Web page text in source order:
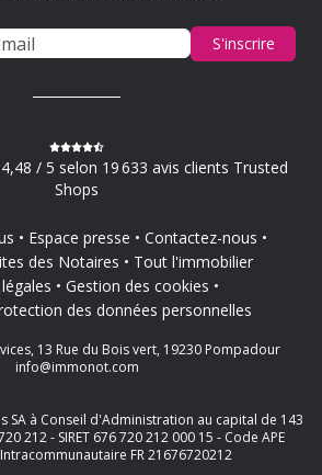
S'inscrire
/ 5 selon 19 633 avis clients Trusted
Shops
Espace presse
Contactez-nous
des Notaires
Tout l'immobilier
Gestion des cookies
des données personnelles
13 Rue du Bois vert, 19230 Pompadour
info@immonot.com
SA à Conseil d'Administration au capital de 143
212 - SIRET 676 720 212 000 15 - Code APE
FR 21676720212